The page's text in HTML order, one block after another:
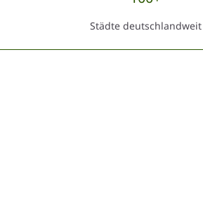
Städte deutschlandweit